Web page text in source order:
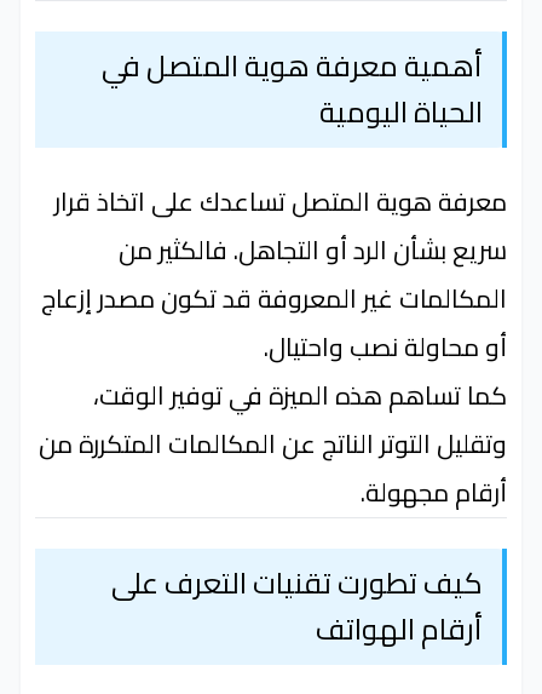
أهمية معرفة هوية المتصل في
الحياة اليومية
معرفة هوية المتصل تساعدك على اتخاذ قرار
سريع بشأن الرد أو التجاهل. فالكثير من
المكالمات غير المعروفة قد تكون مصدر إزعاج
أو محاولة نصب واحتيال.
كما تساهم هذه الميزة في توفير الوقت،
وتقليل التوتر الناتج عن المكالمات المتكررة من
أرقام مجهولة.
كيف تطورت تقنيات التعرف على
أرقام الهواتف